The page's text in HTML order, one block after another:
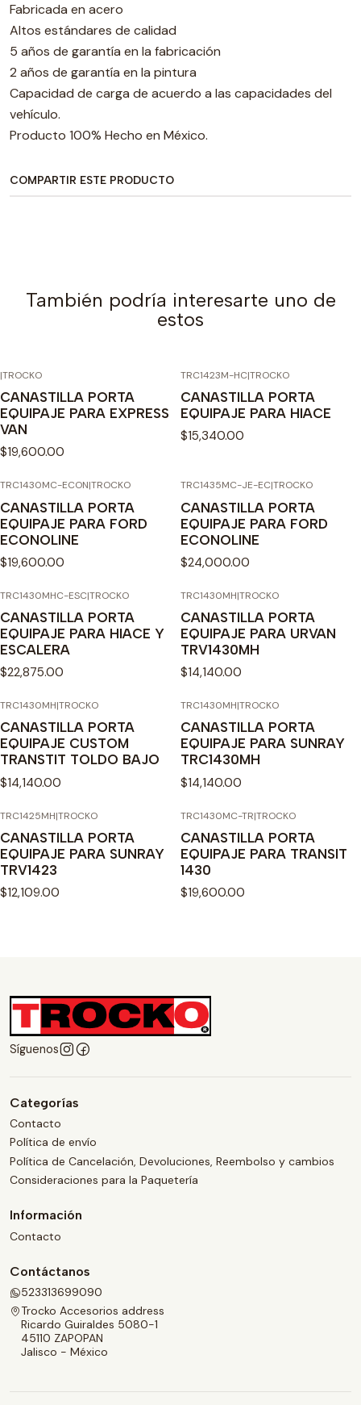
Fabricada en acero
Altos estándares de calidad
5 años de garantía en la fabricación
2 años de garantía en la pintura
Capacidad de carga de acuerdo a las capacidades del
vehículo.
Producto 100% Hecho en México.
COMPARTIR ESTE PRODUCTO
También podría interesarte uno de
estos
|TROCKO
CANASTILLA PORTA
EQUIPAJE PARA EXPRESS
VAN
$19,600.00
TRC1423M-HC|TROCKO
CANASTILLA PORTA
EQUIPAJE PARA HIACE
$15,340.00
TRC1430MC-ECON|TROCKO
CANASTILLA PORTA
EQUIPAJE PARA FORD
ECONOLINE
$19,600.00
TRC1435MC-JE-EC|TROCKO
CANASTILLA PORTA
EQUIPAJE PARA FORD
ECONOLINE
$24,000.00
TRC1430MHC-ESC|TROCKO
CANASTILLA PORTA
EQUIPAJE PARA HIACE Y
ESCALERA
$22,875.00
TRC1430MH|TROCKO
CANASTILLA PORTA
EQUIPAJE PARA URVAN
TRV1430MH
$14,140.00
TRC1430MH|TROCKO
CANASTILLA PORTA
EQUIPAJE CUSTOM
TRANSTIT TOLDO BAJO
$14,140.00
TRC1430MH|TROCKO
CANASTILLA PORTA
EQUIPAJE PARA SUNRAY
TRC1430MH
$14,140.00
TRC1425MH|TROCKO
CANASTILLA PORTA
EQUIPAJE PARA SUNRAY
TRV1423
$12,109.00
TRC1430MC-TR|TROCKO
CANASTILLA PORTA
EQUIPAJE PARA TRANSIT
1430
$19,600.00
Síguenos
Categorías
Contacto
Política de envío
Política de Cancelación, Devoluciones, Reembolso y cambios
Consideraciones para la Paquetería
Información
Contacto
Contáctanos
523313699090
Trocko Accesorios address
Ricardo Guiraldes 5080-1
45110 ZAPOPAN
Jalisco - México